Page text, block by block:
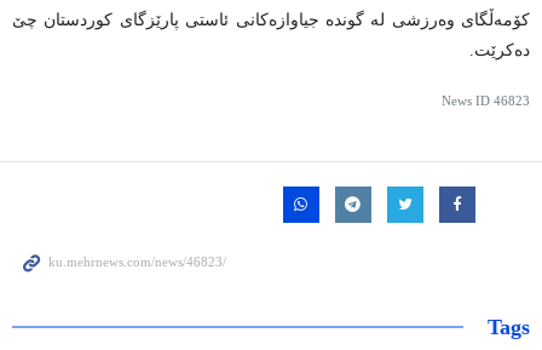
کۆمەڵگای وەرزشی لە گوندە جیاوازەکانی ئاستی پارێزگای کوردستان چێ
دەکرێت.
News ID 46823
Tags